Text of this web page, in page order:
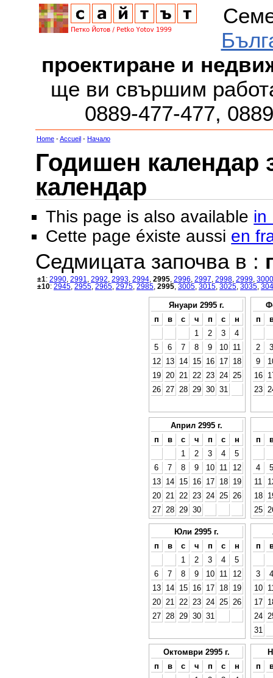
проектиране и
ще ви свършим
0889-477-477,
Home -Accueil - Начало
Годишен календар
календар
This page is also available in
Cette page éxiste aussi en
Седмицата започва в :
±1: 2990 2991 2992 2993 2994 2995 2996 2997 2998 2999 3000
±10: 2945 2955 2965 2975 2985 2995 3005 3015 3025 3035
Януари 2995 г.
п
в с ч п с
н
1
2 3
4
5
6 7 8 9 10
11
12
13 14 15 16 17
18
19
20 21 22 23 24
25
26
27 28 29 30 31
п
2
3
9
16
23
Април 2995 г.
п
в с ч п с
н
1
2 3 4
5
6
7 8 9 10 11
12
13
14 15 16 17 18
19
20
21 22 23 24 25
26
27
28 29 30
п
4
5
11
18
25
Юли 2995 г.
п
в с ч п с
н
1
2 3 4
5
6
7 8 9 10 11
12
13
14 15 16 17 18
19
20
21 22 23 24 25
26
27
28 29 30 31
п
3
4
10
17
24
31
Октомври 2995 г.
п
в с ч п с
н
п